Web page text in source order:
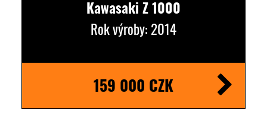
Kawasaki Z 1000
Rok výroby: 2014
159 000 CZK